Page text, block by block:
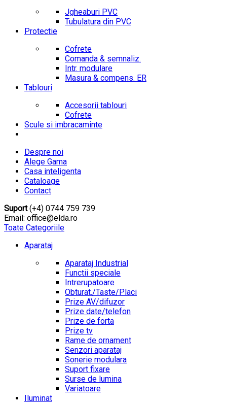
Jgheaburi PVC
Tubulatura din PVC
Protectie
Cofrete
Comanda & semnaliz.
Intr. modulare
Masura & compens. ER
Tablouri
Accesorii tablouri
Cofrete
Scule si imbracaminte
Despre noi
Alege Gama
Casa inteligenta
Cataloage
Contact
Suport(+4) 0744 759 739
Email: office@elda.ro
Toate Categoriile
Aparataj
Aparataj Industrial
Functii speciale
Intrerupatoare
Obturat./Taste/Placi
Prize AV/difuzor
Prize date/telefon
Prize de forta
Prize tv
Rame de ornament
Senzori aparataj
Sonerie modulara
Suport fixare
Surse de lumina
Variatoare
Iluminat